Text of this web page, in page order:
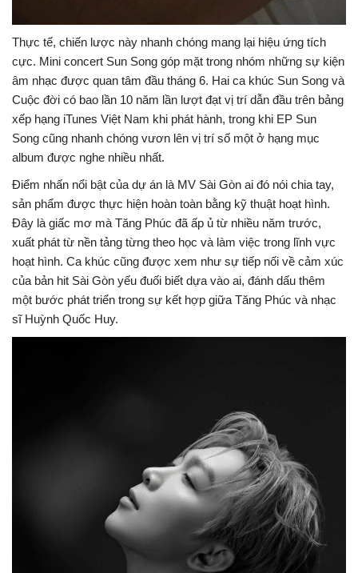
Thực tế, chiến lược này nhanh chóng mang lại hiệu ứng tích
cực. Mini concert Sun Song góp mặt trong nhóm những sự kiện
âm nhạc được quan tâm đầu tháng 6. Hai ca khúc Sun Song và
Cuộc đời có bao lần 10 năm lần lượt đạt vị trí dẫn đầu trên bảng
xếp hạng iTunes Việt Nam khi phát hành, trong khi EP Sun
Song cũng nhanh chóng vươn lên vị trí số một ở hạng mục
album được nghe nhiều nhất.
Điểm nhấn nổi bật của dự án là MV Sài Gòn ai đó nói chia tay,
sản phẩm được thực hiện hoàn toàn bằng kỹ thuật hoạt hình.
Đây là giấc mơ mà Tăng Phúc đã ấp ủ từ nhiều năm trước,
xuất phát từ nền tảng từng theo học và làm việc trong lĩnh vực
hoạt hình. Ca khúc cũng được xem như sự tiếp nối về cảm xúc
của bản hit Sài Gòn yếu đuối biết dựa vào ai, đánh dấu thêm
một bước phát triển trong sự kết hợp giữa Tăng Phúc và nhạc
sĩ Huỳnh Quốc Huy.